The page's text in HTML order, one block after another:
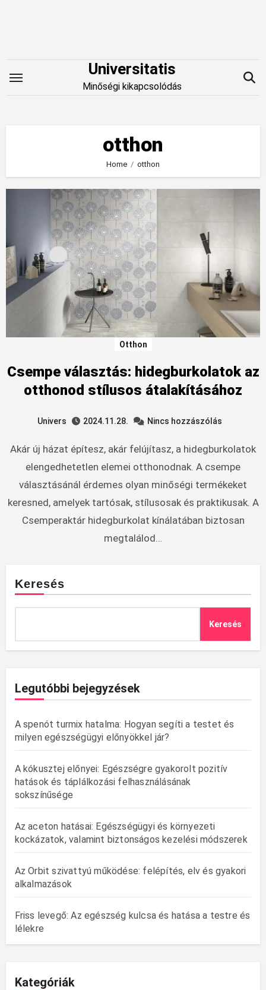
Universitatis
Minőségi kikapcsolódás
otthon
Home otthon
Otthon
Csempe választás: hidegburkolatok az
otthonod stílusos átalakításához
Univers 2024.11.28. Nincs hozzászólás
Akár új házat építesz, akár felújítasz, a hidegburkolatok
elengedhetetlen elemei otthonodnak. A csempe
választásánál érdemes olyan minőségi termékeket
keresned, amelyek tartósak, stílusosak és praktikusak. A
Csemperaktár hidegburkolat kínálatában biztosan
megtalálod…
Keresés
Keresés
Legutóbbi bejegyzések
A spenót turmix hatalma: Hogyan segíti a testet és
milyen egészségügyi előnyökkel jár?
A kókusztej előnyei: Egészségre gyakorolt pozitív
hatások és táplálkozási felhasználásának
sokszínűsége
Az aceton hatásai: Egészségügyi és környezeti
kockázatok, valamint biztonságos kezelési módszerek
Az Orbit szivattyú működése: felépítés, elv és gyakori
alkalmazások
Friss levegő: Az egészség kulcsa és hatása a testre és
lélekre
Kategóriák